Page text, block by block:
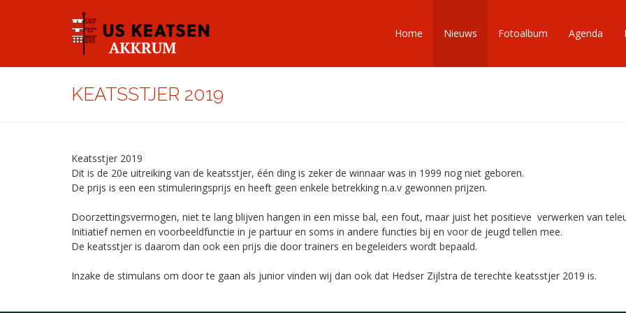
Home Nieuws Fotoalbum Agenda
KEATSSTJER 2019
Keatsstjer 2019
Dit is de 20e uitreiking van de keatsstjer, één ding is zeker de winnaar was in 1999 nog niet geboren.
De prijs is een een stimuleringsprijs en heeft geen enkele betrekking n.a.v gewonnen prijzen.
Doorzettingsvermogen, niet te lang blijven hangen in een misse bal, een fout, maar juist het positieve verwerken van
Initiatief nemen en voorbeeldfunctie in je partuur en soms in andere functies bij en voor de jeugd tellen mee.
De keatsstjer is daarom dan ook een prijs die door trainers en begeleiders wordt bepaald.
Inzake de stimulans om door te gaan als junior vinden wij dan ook dat Hedser Zijlstra de terechte keatsstjer 2019 is.